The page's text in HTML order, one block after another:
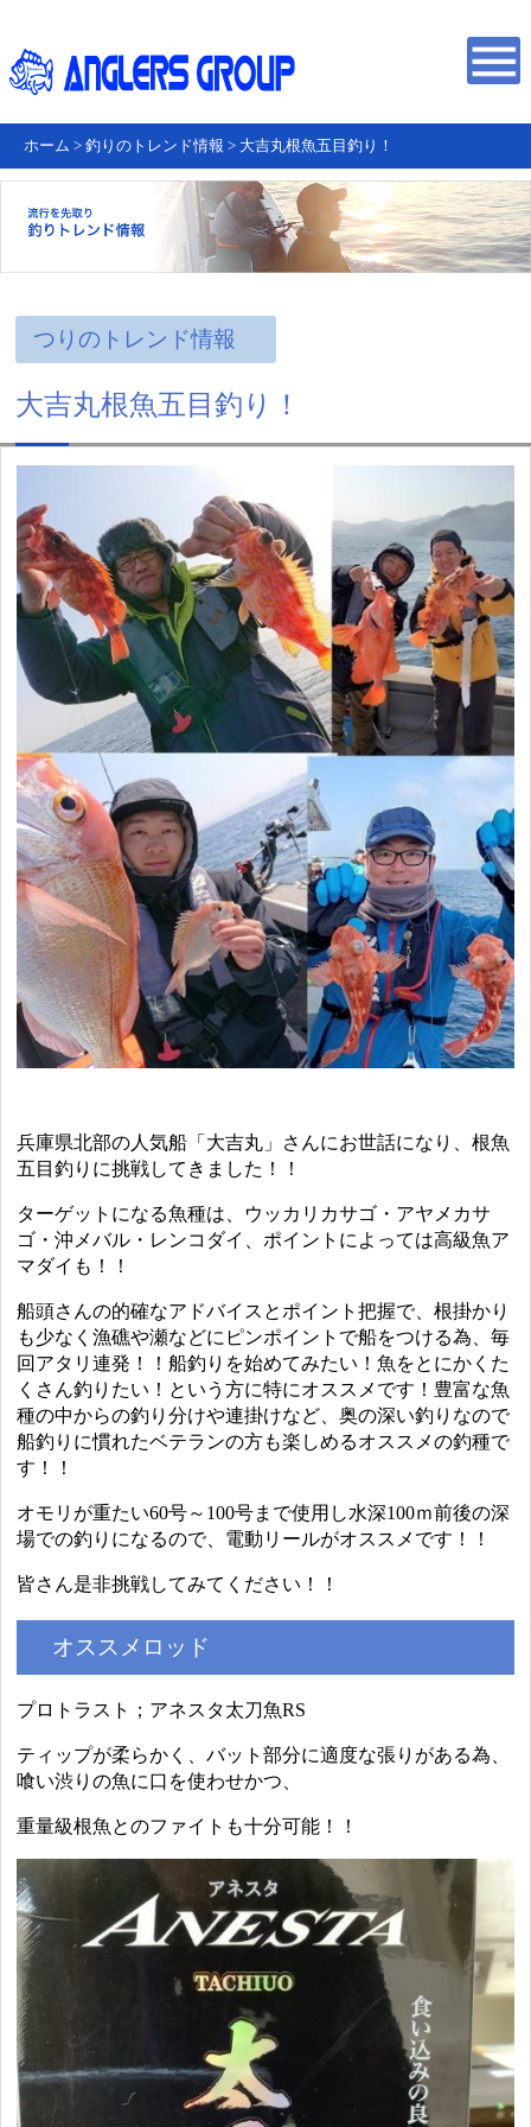
ホーム > 釣りのトレンド情報 > 大吉丸根魚五目釣り！
つりのトレンド情報
大吉丸根魚五目釣り！
兵庫県北部の人気船「大吉丸」さんにお世話になり、根魚
五目釣りに挑戦してきました！！
ターゲットになる魚種は、ウッカリカサゴ・アヤメカサ
ゴ・沖メバル・レンコダイ、ポイントによっては高級魚ア
マダイも！！
船頭さんの的確なアドバイスとポイント把握で、根掛かり
も少なく漁礁や瀬などにピンポイントで船をつける為、毎
回アタリ連発！！船釣りを始めてみたい！魚をとにかくた
くさん釣りたい！という方に特にオススメです！豊富な魚
種の中からの釣り分けや連掛けなど、奥の深い釣りなので
船釣りに慣れたベテランの方も楽しめるオススメの釣種で
す！！
オモリが重たい60号～100号まで使用し水深100ｍ前後の深
場での釣りになるので、電動リールがオススメです！！
皆さん是非挑戦してみてください！！
オススメロッド
プロトラスト；アネスタ太刀魚RS
ティップが柔らかく、バット部分に適度な張りがある為、
喰い渋りの魚に口を使わせかつ、
重量級根魚とのファイトも十分可能！！